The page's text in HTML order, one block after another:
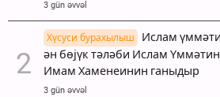
3 gün əvvəl
Хүсуси бурахылыш
Ислам
ән бөјүк тәләби Ислам
Имам Хаменеинин ганыдыр
3 gün əvvəl